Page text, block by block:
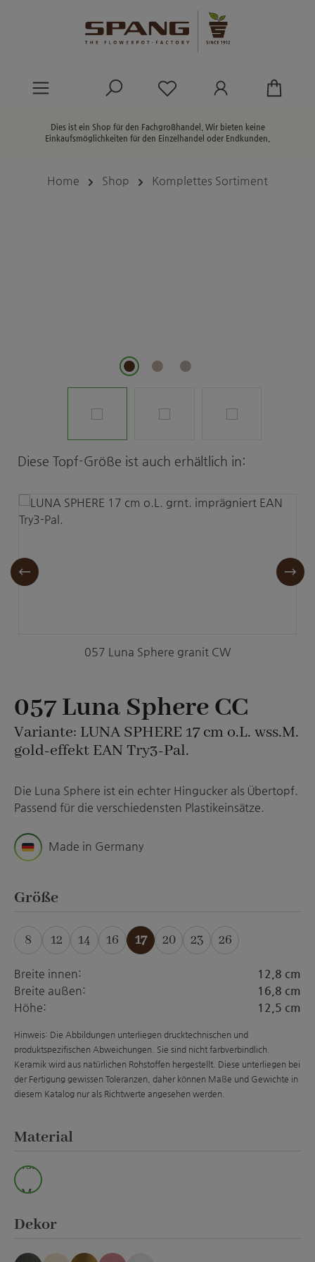
Du hast 0 Produkte
Dies ist ein Shop für den Fachgroßhandel. Wir bieten keine
Einkaufsmöglichkeiten für den Einzelhandel oder Endkunden.
Home Shop Komplettes Sortiment
Produktgalerie überspringen
Diese Topf-Größe ist auch erhältlich in:
057 Luna Sphere granit CW
057 Luna Sphere CC
Variante: LUNA SPHERE 17 cm o.L. wss.M.
gold-effekt EAN Try3-Pal.
Die Luna Sphere ist ein echter Hingucker als Übertopf.
Passend für die verschiedensten Plastikeinsätze.
Made in Germany
Größeauswählen
8
(Diese Option ist zurzeit nicht verfügbar.)
12
(Diese Option ist zurzeit nicht verfügbar.)
14
(Diese Option ist zurzeit nicht
16
(Diese Option ist zurzeit nicht
17 20
(Diese Option ist
23
(Diese Option ist
26
(Diese Option
Breite innen:
12,8 cm
Breite außen:
16,8 cm
Höhe:
12,5 cm
Hinweis: Die Abbildungen unterliegen drucktechnischen und
produktspezifischen Abweichungen. Sie sind nicht farbverbindlich.
Keramik wird aus natürlichen Rohstoffen hergestellt. Diese unterliegen bei
der Fertigung gewissen Toleranzen, daher können Maße und Gewichte in
diesem Katalog nur als Richtwerte angesehen werden.
Materialauswählen
wss.
M.
Dekorauswählen